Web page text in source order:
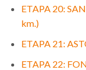
ETAPA 20:
km.)
ETAPA 21:
ETAPA 22: